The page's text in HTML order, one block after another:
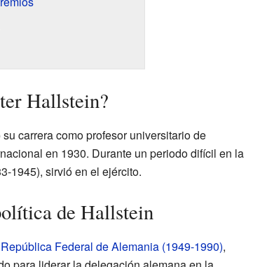
Hallstein?
carrera como profesor universitario de
en 1930. Durante un periodo difícil en la
1945), sirvió en el ejército.
de Hallstein
República Federal de Alemania (1949-1990),